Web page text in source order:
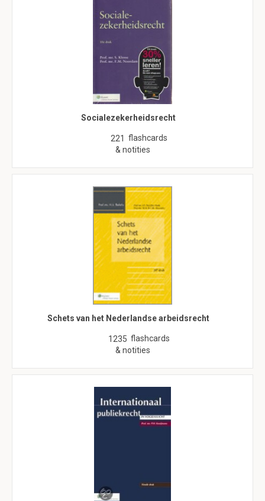
Socialezekerheidsrecht
221 flashcards
& notities
Schets van het Nederlandse arbeidsrecht
1235 flashcards
& notities